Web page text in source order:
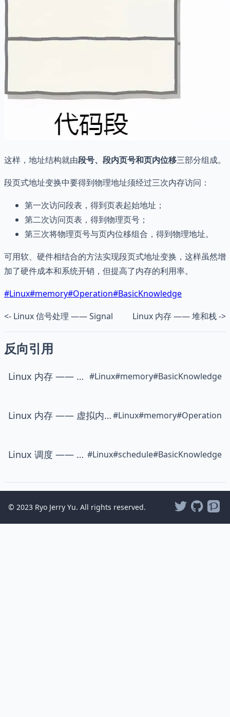
这样，地址结构就由段号、段内页号和页内位移三部分组成。
段页式地址变换中要得到物理地址须经过三次内存访问：
第一次访问段表，得到页表起始地址；
第二次访问页表，得到物理页号；
第三次将物理页号与页内位移组合，得到物理地址。
可用软、硬件相结合的方法实现段页式地址变换，这样虽然增
加了硬件成本和系统开销，但提高了内存的利用率。
#Linux#memory#Operation#BasicKnowledge
<- Linux 信号处理 —— Signal
Linux 内存 —— 堆和栈 ->
反向引用
Linux 内存 —— 堆和栈 #Linux#memory#BasicKnowledge
Linux 内存 —— 虚拟内存#Linux#memory#Operation
Linux 调度 —— 进程与线程 #Linux#schedule#BasicKnowledge
© 2023 Ryo Jerry Yu. All rights reserved.